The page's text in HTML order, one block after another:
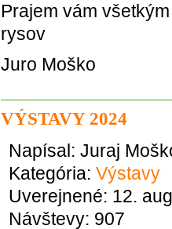
Prajem vám
rysov
Juro Moško
VÝSTAVY 2024
Napísal: Juraj
Kategória: Výstavy
Uverejnené: 12.
Návštevy: 907